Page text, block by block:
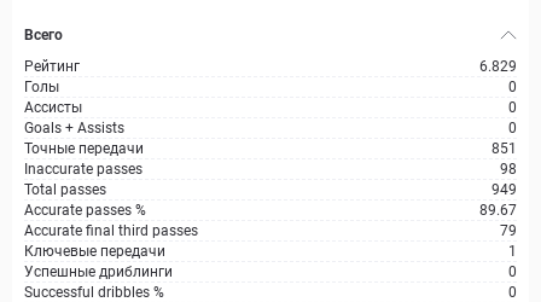
Всего
Рейтинг
6.829
Голы
0
Ассисты
0
Goals + Assists
0
Точные передачи
851
Inaccurate passes
98
Total passes
949
Accurate passes %
89.67
Accurate final third passes
79
Ключевые передачи
1
Успешные дриблинги
0
Successful dribbles %
0